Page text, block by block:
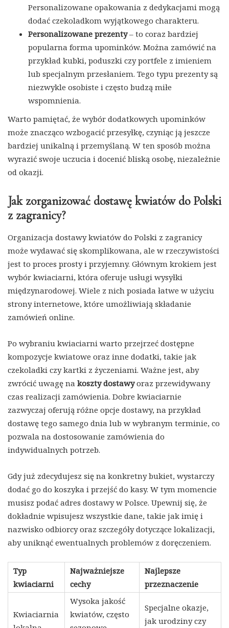
Personalizowane opakowania z dedykacjami mogą
dodać czekoladkom wyjątkowego charakteru.
Personalizowane prezenty– to coraz bardziej
popularna forma upominków. Można zamówić na
przykład kubki, poduszki czy portfele z imieniem
lub specjalnym przesłaniem. Tego typu prezenty są
niezwykle osobiste i często budzą miłe
wspomnienia.
Warto pamiętać, że wybór dodatkowych upominków
może znacząco wzbogacić przesyłkę, czyniąc ją jeszcze
bardziej unikalną i przemyślaną. W ten sposób można
wyrazić swoje uczucia i docenić bliską osobę, niezależnie
od okazji.
Jak zorganizować dostawę kwiatów do Polski
z zagranicy?
Organizacja dostawy kwiatów do Polski z zagranicy
może wydawać się skomplikowana, ale w rzeczywistości
jest to proces prosty i przyjemny. Głównym krokiem jest
wybór kwiaciarni, która oferuje usługi wysyłki
międzynarodowej. Wiele z nich posiada łatwe w użyciu
strony internetowe, które umożliwiają składanie
zamówień online.
Po wybraniu kwiaciarni warto przejrzeć dostępne
kompozycje kwiatowe oraz inne dodatki, takie jak
czekoladki czy kartki z życzeniami. Ważne jest, aby
zwrócić uwagę na koszty dostawyoraz przewidywany
czas realizacji zamówienia. Dobre kwiaciarnie
zazwyczaj oferują różne opcje dostawy, na przykład
dostawę tego samego dnia lub w wybranym terminie, co
pozwala na dostosowanie zamówienia do
indywidualnych potrzeb.
Gdy już zdecydujesz się na konkretny bukiet, wystarczy
dodać go do koszyka i przejść do kasy. W tym momencie
musisz podać adres dostawy w Polsce. Upewnij się, że
dokładnie wpisujesz wszystkie dane, takie jak imię i
nazwisko odbiorcy oraz szczegóły dotyczące lokalizacji,
aby uniknąć ewentualnych problemów z doręczeniem.
Typ
kwiaciarni
Najważniejsze
cechy
Najlepsze
przeznaczenie
Kwiaciarnia
Wysoka jakość
kwiatów, często
Specjalne okazje,
jak urodziny czy